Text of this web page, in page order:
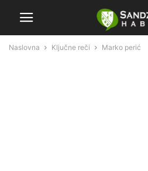
Naslovna Ključne reči Marko perić